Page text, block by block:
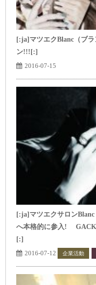
[:ja]マツエクBlanc（ブラ
ン!!![:]
2016-07-15
[:ja]マツエクサロン
へ本格的に参入!
[:]
2016-07-12
企業活動